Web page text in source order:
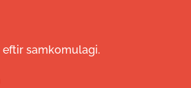
samkomulagi.